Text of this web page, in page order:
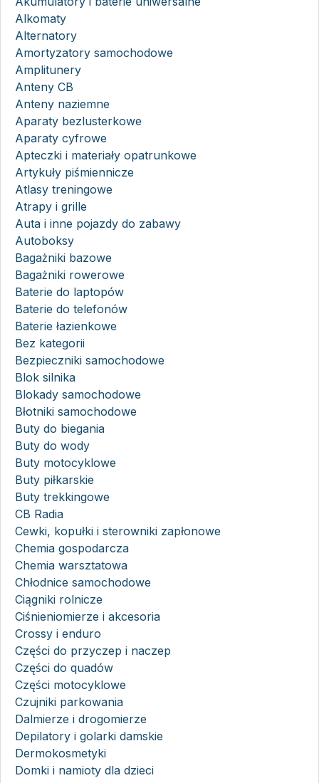
Alkomaty
Alternatory
Amortyzatory samochodowe
Amplitunery
Anteny CB
Anteny naziemne
Aparaty bezlusterkowe
Aparaty cyfrowe
Apteczki i materiały opatrunkowe
Artykuły piśmiennicze
Atlasy treningowe
Atrapy i grille
Auta i inne pojazdy do zabawy
Autoboksy
Bagażniki bazowe
Bagażniki rowerowe
Baterie do laptopów
Baterie do telefonów
Baterie łazienkowe
Bez kategorii
Bezpieczniki samochodowe
Blok silnika
Blokady samochodowe
Błotniki samochodowe
Buty do biegania
Buty do wody
Buty motocyklowe
Buty piłkarskie
Buty trekkingowe
CB Radia
Cewki, kopułki i sterowniki zapłonowe
Chemia gospodarcza
Chemia warsztatowa
Chłodnice samochodowe
Ciągniki rolnicze
Ciśnieniomierze i akcesoria
Crossy i enduro
Części do przyczep i naczep
Części do quadów
Części motocyklowe
Czujniki parkowania
Dalmierze i drogomierze
Depilatory i golarki damskie
Dermokosmetyki
Domki i namioty dla dzieci